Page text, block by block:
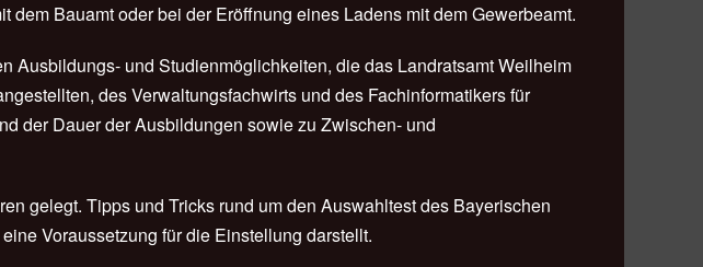
Bauamt oder bei der Eröffnung eines Ladens mit dem Gewerbeamt.
Ausbildungs- und Studienmöglichkeiten, die das Landratsamt Weilheim
des Verwaltungsfachwirts und des Fachinformatikers für
der Dauer der Ausbildungen sowie zu Zwischen- und
gelegt. Tipps und Tricks rund um den Auswahltest des Bayerischen
Voraussetzung für die Einstellung darstellt.